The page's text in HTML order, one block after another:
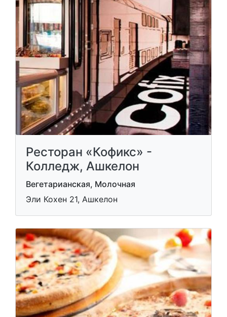
Ресторан «Кофикс» -
Колледж, Ашкелон
Вегетарианская, Молочная
Эли Кохен 21, Ашкелон